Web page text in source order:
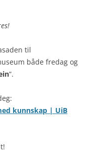
til
både fredag og
“.
kunnskap | UiB